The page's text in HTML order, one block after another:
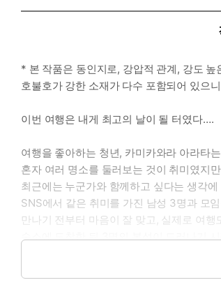
* 본 작품은 동인지로, 강압적 관계, 강도 높
호불호가 강한 소재가 다수 포함되어 있으
이번 여행은 내게 최고의 날이 될 터였다….
여행을 좋아하는 청년, 카미카와라 아라타는
혼자 여러 명소를 둘러보는 것이 취미였지
최근에는 누군가와 함께하고 싶다는 생각에
SNS에서 같은 취미를 가진 남성 3명과 모
만나기 전부터 마음이 잘 맞고, 실제로 여행
숙소에 도착한 뒤 3명의 본성이 드러나기